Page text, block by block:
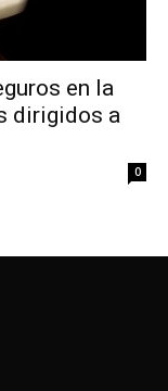
en la
dirigidos a
0